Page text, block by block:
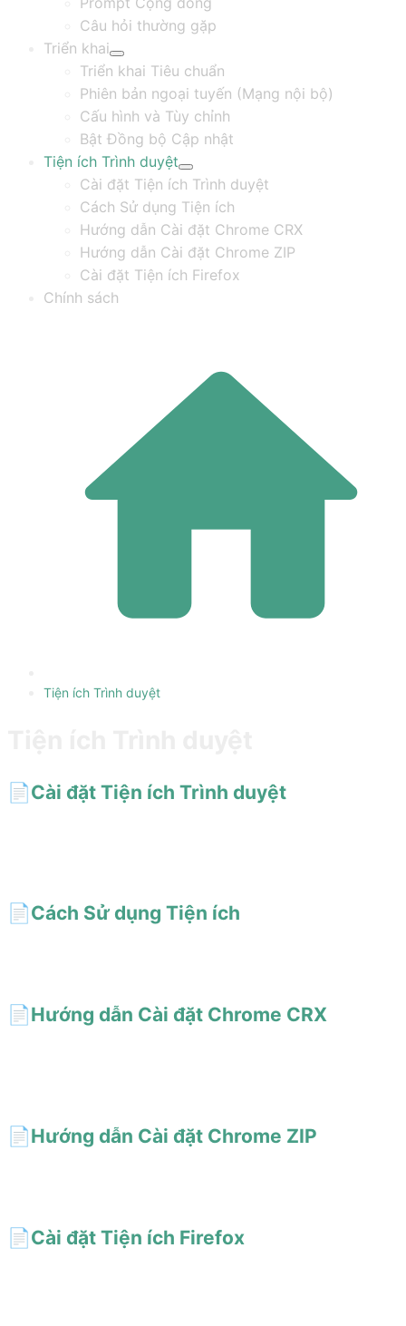
Câu hỏi thường gặp
Triển khai
Triển khai Tiêu chuẩn
Phiên bản ngoại tuyến (Mạng nội bộ)
Cấu hình và Tùy chỉnh
Bật Đồng bộ Cập nhật
Tiện ích Trình duyệt
Cài đặt Tiện ích Trình duyệt
Cách Sử dụng Tiện ích
Hướng dẫn Cài đặt Chrome CRX
Hướng dẫn Cài đặt Chrome ZIP
Cài đặt Tiện ích Firefox
Chính sách
Tiện ích Trình duyệt
📄️Cài đặt Tiện ích Trình duyệt
📄️Cách Sử dụng Tiện ích
📄️Hướng dẫn Cài đặt Chrome CRX
📄️Hướng dẫn Cài đặt Chrome ZIP
📄️Cài đặt Tiện ích Firefox